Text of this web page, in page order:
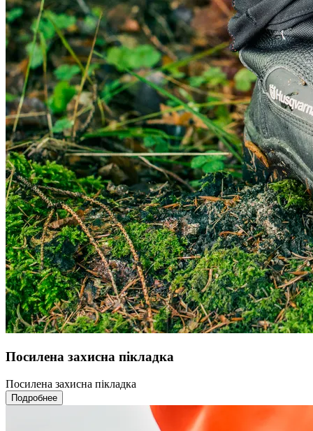
Посилена захисна пікладка
Посилена захисна пікладка
Подробнее